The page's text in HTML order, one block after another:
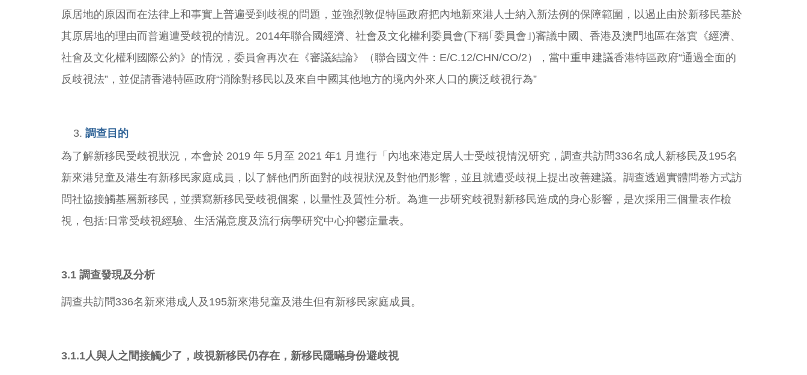
原居地的原因而在法律上和事實上普遍受到歧視的問題，並強烈敦促特區政府把內地新來港人士納入新法例的保障範圍，以遏止由於新移民基於
其原居地的理由而普遍遭受歧視的情況。2014年聯合國經濟、社會及文化權利委員會(下稱｢委員會｣)審議中國、香港及澳門地區在落實《經濟、
社會及文化權利國際公約》的情況，委員會再次在《審議結論》（聯合國文件：E/C.12/CHN/CO/2），當中重申建議香港特區政府“通過全面的
反歧視法”，並促請香港特區政府“消除對移民以及來自中國其他地方的境內外來人口的廣泛歧視行為”
調查目的
為了解新移民受歧視狀況，本會於 2019 年 5月至 2021 年1 月進行「內地來港定居人士受歧視情況研究，調查共訪問336名成人新移民及195名
新來港兒童及港生有新移民家庭成員，以了解他們所面對的歧視狀況及對他們影響，並且就遭受歧視上提出改善建議。調查透過實體問卷方式訪
問社協接觸基層新移民，並撰寫新移民受歧視個案，以量性及質性分析。為進一步研究歧視對新移民造成的身心影響，是次採用三個量表作檢
視，包括:日常受歧視經驗、生活滿意度及流行病學研究中心抑鬱症量表。
3.1 調查發現及分析
調查共訪問336名新來港成人及195新來港兒童及港生但有新移民家庭成員。
3.1.1人與人之間接觸少了， 歧視新移民仍存在，新移民隱暪身份避歧視